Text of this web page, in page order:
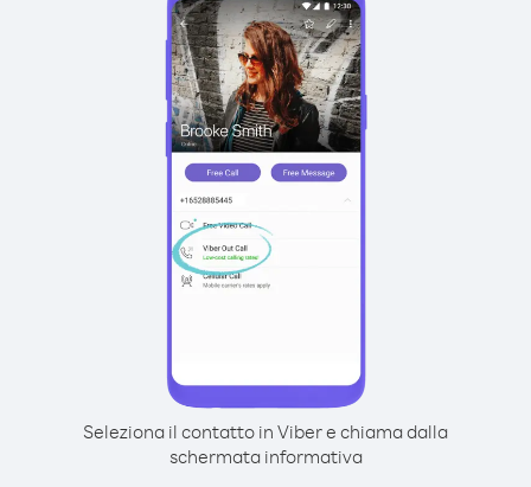
Seleziona il contatto in Viber e chiama dalla
schermata informativa